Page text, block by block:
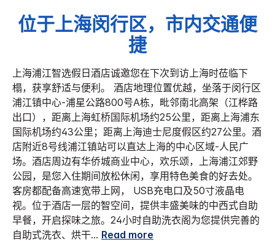
位于上海闵行区，市内交通便
捷
上海浦江智选假日酒店诚邀您在下次到访上海时莅临下
榻，获享舒适与便利。 酒店地理位置优越，坐落于闵行区
浦江镇中心-浦星公路800号A栋，毗邻南北高架（江桦路
出口），距离上海虹桥国际机场约25公里，距离上海浦东
国际机场约43公里；距离上海迪士尼度假区约27公里。酒
店附近8号线浦江镇站可以直达上海的中心区域-人民广
场。酒店周边有华侨城商业中心，欢乐颂，上海浦江郊野
公园，是您入住期间放松休闲，享用特色美食的好去处。
客房都配备高速宽带上网， USB充电口及50寸液晶电
视。位于酒店一层的智空间，提供丰盛美味的中西式自助
早餐，开启探味之旅。24小时自助洗衣阁为您提供完善的
自助式洗衣、烘干... Read more